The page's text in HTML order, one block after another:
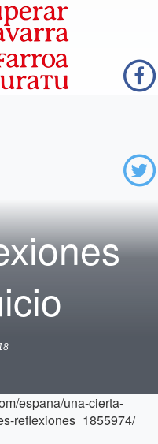
espana/una-cierta-
reflexiones_1855974/